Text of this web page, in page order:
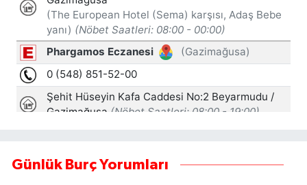
Günlük Burç Yorumları